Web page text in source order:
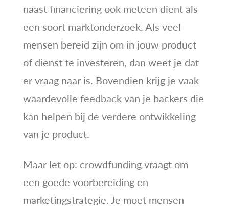
naast financiering ook meteen dient als
een soort marktonderzoek. Als veel
mensen bereid zijn om in jouw product
of dienst te investeren, dan weet je dat
er vraag naar is. Bovendien krijg je vaak
waardevolle feedback van je backers die
kan helpen bij de verdere ontwikkeling
van je product.
Maar let op: crowdfunding vraagt om
een goede voorbereiding en
marketingstrategie. Je moet mensen